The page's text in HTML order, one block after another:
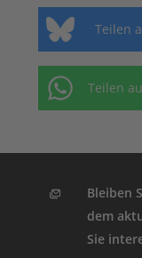
Teilen
Teilen
Bleiben
dem
Sie